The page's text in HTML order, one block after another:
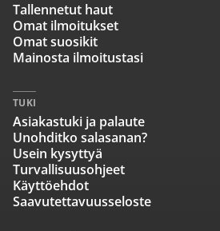
Tallennetut haut
Omat ilmoitukset
Omat suosikit
Mainosta ilmoitustasi
TUKI
Asiakastuki ja palaute
Unohditko salasanan?
Usein kysyttyä
Turvallisuusohjeet
Käyttöehdot
Saavutettavuusseloste